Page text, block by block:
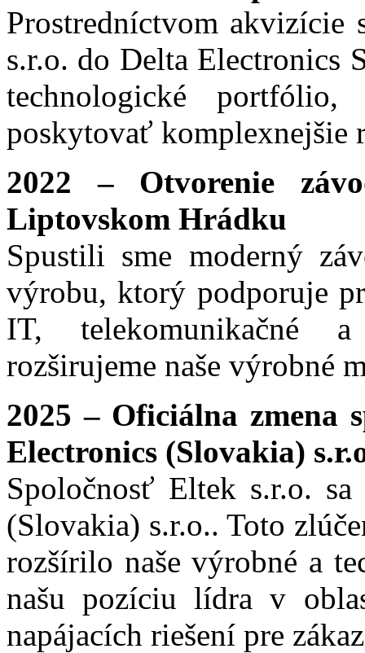
Prostredníctvom akvizície
s.r.o. do Delta Electronics
technologické
poskytovať komplexnejšie
2022 – Otvorenie
Liptovskom Hrádku
Spustili sme moderný
výrobu, ktorý podporuje
IT, telekomunikačné
rozširujeme naše výrobné
2025 – Oficiálna zmena
Electronics (Slovakia)
Spoločnosť Eltek s.r.o.
(Slovakia) s.r.o.. Toto
rozšírilo naše výrobné a
našu pozíciu lídra v
napájacích riešení pre